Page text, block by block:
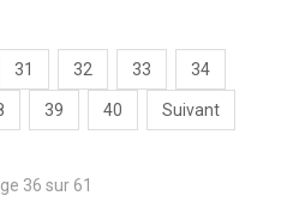
31 32 33 34
39 40 Suivant
36 sur 61